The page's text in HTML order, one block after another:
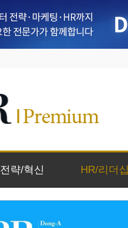
전략/혁신 HR/리더십